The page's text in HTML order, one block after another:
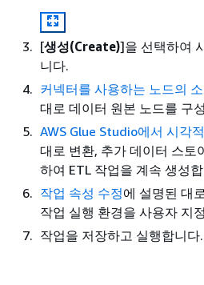
[생성(Create)]을 선택하여
니다.
커넥터를 사용하는 노드의
대로 데이터 원본 노드를 구
AWS Glue Studio에서 시각
대로 변환, 추가 데이터 스토
하여 ETL 작업을 계속 생성
작업 속성 수정에 설명된 대
작업 실행 환경을 사용자 지
작업을 저장하고 실행합니다.